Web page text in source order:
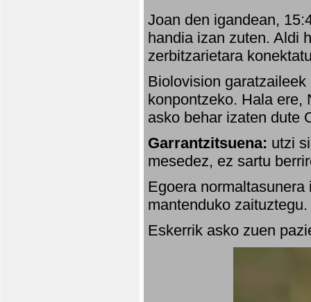
Joan den igandean,
handia izan zuten. Aldi
zerbitzarietara
Biolovision
konpontzeko. Hala ere,
asko behar izaten dute
Garrantzitsuena: utzi
mesedez, ez sartu
Egoera
mantenduko
Eskerrik asko zuen